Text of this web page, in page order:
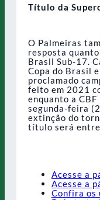
Título da
O Palmeiras
resposta
Brasil Sub-17.
Copa do Brasil
proclamado
feito em 2021
enquanto a
segunda-feira
extinção do
título será
Acesse a
Acesse a
Confira os